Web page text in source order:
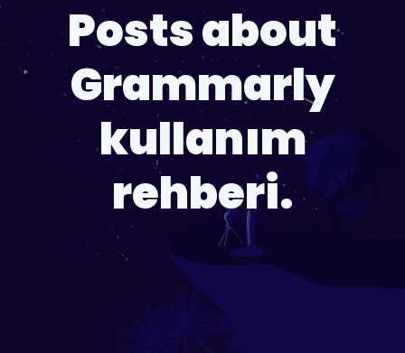
Posts about
Grammarly
kullanım
rehberi.